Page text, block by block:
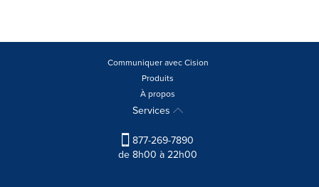
Communiquer avec Cision
Produits
À propos
Services
877-269-7890
de 8h00 à 22h00